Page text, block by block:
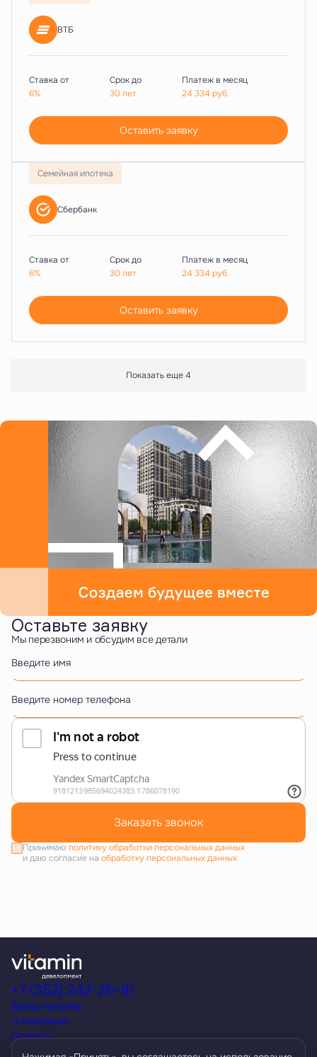
ВТБ
Ставка от
6%
Срок до
30 лет
Платеж в месяц
24 334 руб.
Оставить заявку
Семейная ипотека
Сбербанк
Ставка от
6%
Срок до
30 лет
Платеж в месяц
24 334 руб.
Оставить заявку
Показать еще 4
Оставьте заявку
Мы перезвоним и обсудим все детали
Введите имя
Введите номер телефона
Заказать звонок
Принимаю политику обработки персональных данных
и даю согласие на обработку персональных данных
Выбор квартир
О компании
Проекты
Акции
+7 (352) 242-26-81